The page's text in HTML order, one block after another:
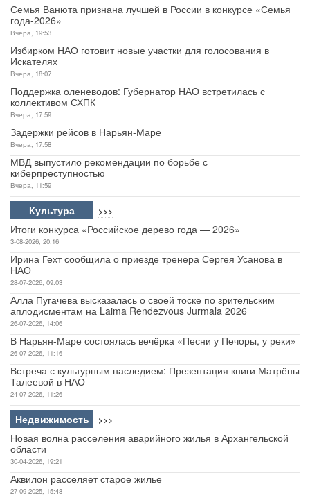
Семья Ванюта признана лучшей в России в конкурсе «Семья
года-2026»
Вчера, 19:53
Избирком НАО готовит новые участки для голосования в
Искателях
Вчера, 18:07
Поддержка оленеводов: Губернатор НАО встретилась с
коллективом СХПК
Вчера, 17:59
Задержки рейсов в Нарьян-Маре
Вчера, 17:58
МВД выпустило рекомендации по борьбе с
киберпреступностью
Вчера, 11:59
Культура >>>
Итоги конкурса «Российское дерево года — 2026»
3-08-2026, 20:16
Ирина Гехт сообщила о приезде тренера Сергея Усанова в
НАО
28-07-2026, 09:03
Алла Пугачева высказалась о своей тоске по зрительским
аплодисментам на Laima Rendezvous Jurmala 2026
26-07-2026, 14:06
В Нарьян-Маре состоялась вечёрка «Песни у Печоры, у реки»
26-07-2026, 11:16
Встреча с культурным наследием: Презентация книги Матрёны
Талеевой в НАО
24-07-2026, 11:26
Недвижимость >>>
Новая волна расселения аварийного жилья в Архангельской
области
30-04-2026, 19:21
Аквилон расселяет старое жилье
27-09-2025, 15:48